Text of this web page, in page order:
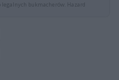
bukmacherów. Hazard